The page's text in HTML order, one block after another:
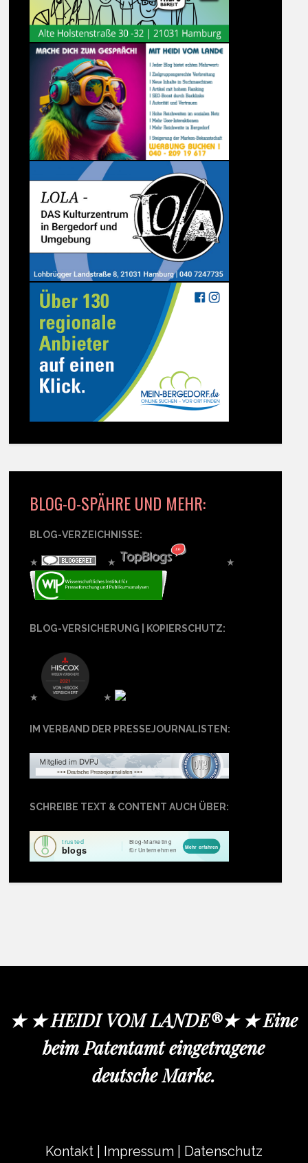
BLOG-O-SPÄHRE UND MEHR:
BLOG-VERZEICHNISSE:
★ ★ ★
BLOG-VERSICHERUNG | KOPIERSCHUTZ:
★ ★
IM VERBAND DER PRESSEJOURNALISTEN:
SCHREIBE TEXT & CONTENT AUCH ÜBER:
★ ★ HEIDI VOM LANDE®★ ★ Eine
beim Patentamt eingetragene
deutsche Marke.
Kontakt Impressum Datenschutz